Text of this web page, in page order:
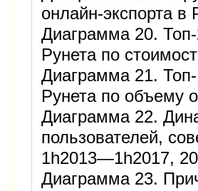
онлайн-экспорта
Диаграмма 20.
Рунета по
Диаграмма 21.
Рунета по объему
Диаграмма 22.
пользователей,
1h2013—1h2017,
Диаграмма 23.